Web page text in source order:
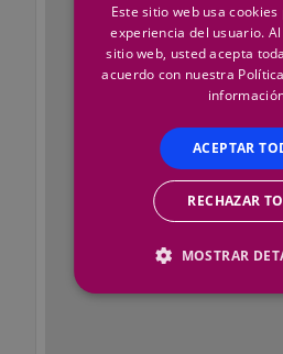
Este sitio web usa
experiencia del usuario.
sitio web, usted acepta
acuerdo con nuestra
ACEPTAR
RECHAZAR
MOSTRAR